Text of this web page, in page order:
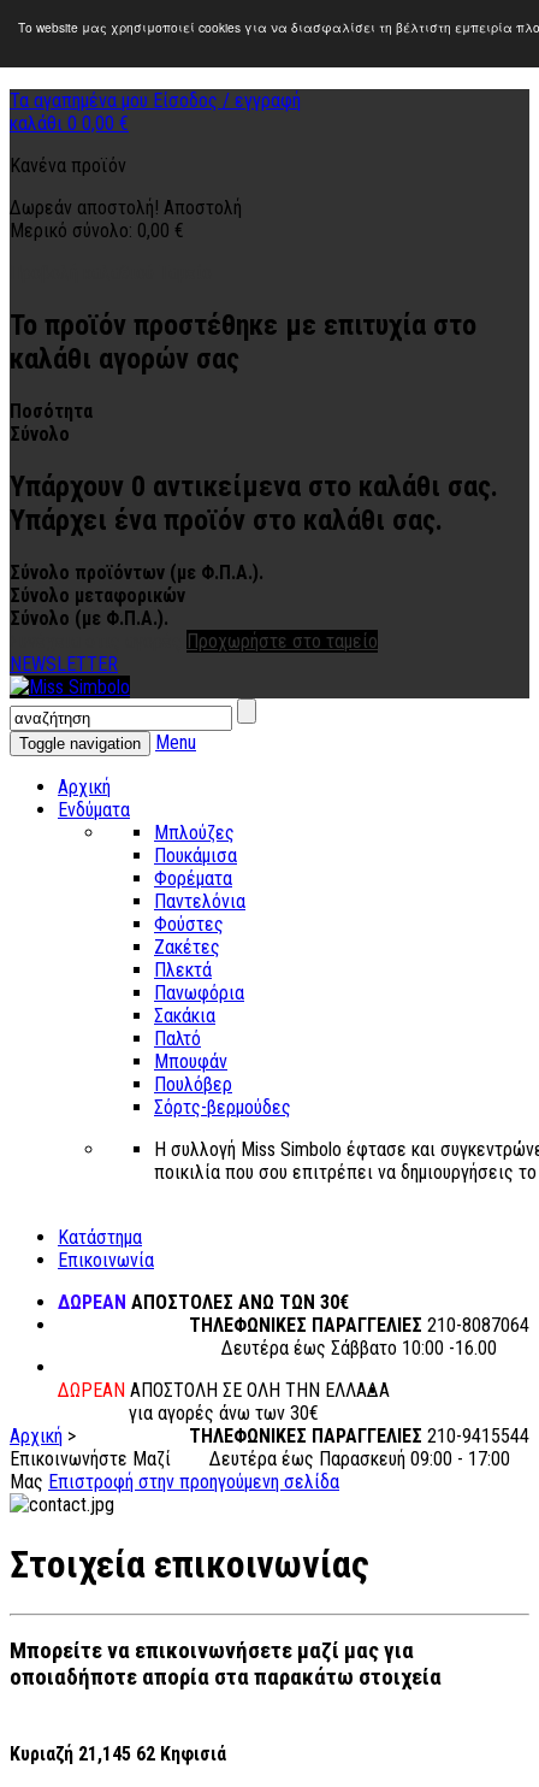
Το website μας χρησιμοποιεί cookies για να διασφαλίσει τη βέλτιστη εμπειρία
Τα αγαπημένα μου Είσοδος / εγγραφή
καλάθι 0 0,00 €
Κανένα προϊόν
Δωρεάν αποστολή! Αποστολή
Μερικό σύνολο: 0,00 €
Το προϊόν προστέθηκε με επιτυχία στο
καλάθι αγορών σας
Ποσότητα
Σύνολο
Υπάρχουν 0 αντικείμενα στο καλάθι σας.
Υπάρχει ένα προϊόν στο καλάθι σας.
Σύνολο προϊόντων (με Φ.Π.Α.).
Σύνολο μεταφορικών
Σύνολο (με Φ.Π.Α.).
Προχωρήστε στο ταμείο
NEWSLETTER
Toggle navigation
Menu
Αρχική
Ενδύματα
Μπλούζες
Πουκάμισα
Φορέματα
Παντελόνια
Φούστες
Ζακέτες
Πλεκτά
Πανωφόρια
Σακάκια
Παλτό
Μπουφάν
Πουλόβερ
Σόρτς-βερμούδες
Η συλλογή Miss Simbolo έφτασε και
ποικιλία που σου επιτρέπει να δημιουργήσεις
Κατάστημα
Επικοινωνία
ΔΩΡΕΑΝ ΑΠΟΣΤΟΛΕΣ ΑΝΩ ΤΩΝ 30€
ΤΗΛΕΦΩΝΙΚΕΣ ΠΑΡΑΓΓΕΛΙΕΣ 210-8087064
Δευτέρα έως Σάββατο 10:00 -16.00
ΔΩΡΕΑΝ ΑΠΟΣΤΟΛΗ ΣΕ ΟΛΗ ΤΗΝ ΕΛΛΑΔΑ
για αγορές άνω των 30€
ΤΗΛΕΦΩΝΙΚΕΣ ΠΑΡΑΓΓΕΛΙΕΣ 210-9415544
Δευτέρα έως Παρασκευή 09:00 - 17:00
Αρχική >
Επικοινωνήστε Μαζί
Μας Επιστροφή στην προηγούμενη σελίδα
Στοιχεία επικοινωνίας
Μπορείτε να επικοινωνήσετε μαζί μας για
οποιαδήποτε απορία στα παρακάτω στοιχεία
Κυριαζή 21,145 62 Κηφισιά